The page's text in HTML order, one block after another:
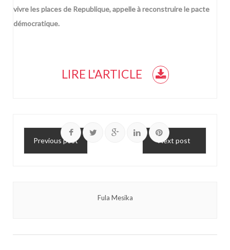
vivre les places de Republique, appelle à reconstruire le pacte
démocratique.
LIRE L'ARTICLE
Previous post Next post
Fula Mesika